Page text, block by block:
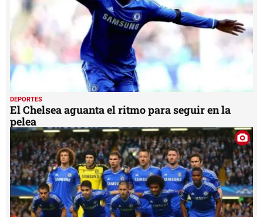
DEPORTES
El Chelsea aguanta el ritmo para seguir en la
pelea